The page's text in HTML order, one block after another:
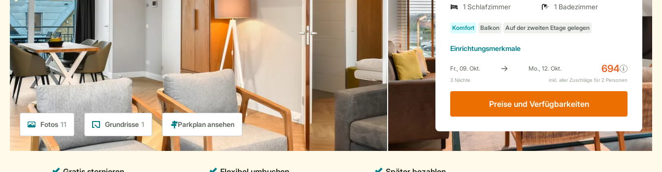
Fotos 11 Grundrisse 1
1 Schlafzimmer
1 Badezimmer
Einrichtungsmerkmale
Preise und Verfügbarkeiten